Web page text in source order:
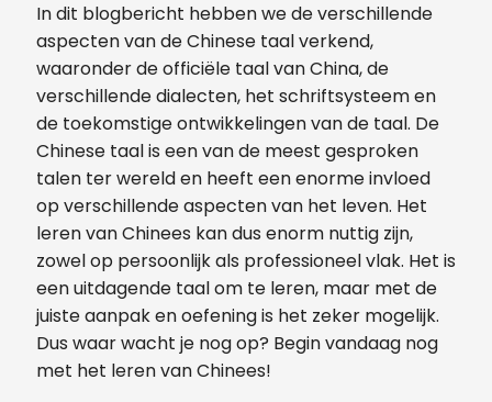
In dit blogbericht hebben we de verschillende
aspecten van de Chinese taal verkend,
waaronder de officiële taal van China, de
verschillende dialecten, het schriftsysteem en
de toekomstige ontwikkelingen van de taal. De
Chinese taal is een van de meest gesproken
talen ter wereld en heeft een enorme invloed
op verschillende aspecten van het leven. Het
leren van Chinees kan dus enorm nuttig zijn,
zowel op persoonlijk als professioneel vlak. Het is
een uitdagende taal om te leren, maar met de
juiste aanpak en oefening is het zeker mogelijk.
Dus waar wacht je nog op? Begin vandaag nog
met het leren van Chinees!